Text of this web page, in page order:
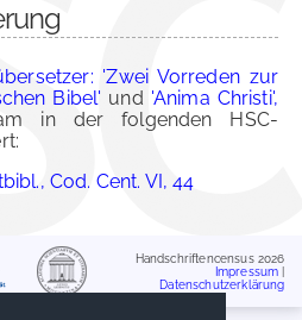
'Zwei Vorreden zur
Bibel' und 'Anima Christi',
in der folgenden HSC-
Cod. Cent. VI, 44
Handschriftencensus 2026
Impressum
Datenschutzerklärung